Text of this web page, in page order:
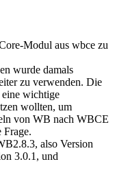
Modul aus wbce zu
wurde damals
zu verwenden. Die
wichtige
wollten, um
von WB nach WBCE
Frage.
also Version
3.0.1, und